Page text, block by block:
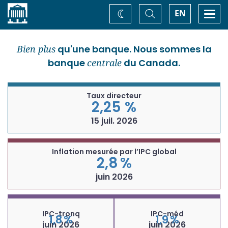
Accueil EN
Basculer
la
recherche
Changez
de
Bien plusqu'une banque. Nous sommes la
banquecentrale du Canada.
Taux directeur
2,25 %
15 juil. 2026
Inflation mesurée par l’IPC global
2,8 %
juin 2026
IPC-tronq
1,8 %
juin 2026
IPC-méd
1,9 %
juin 2026